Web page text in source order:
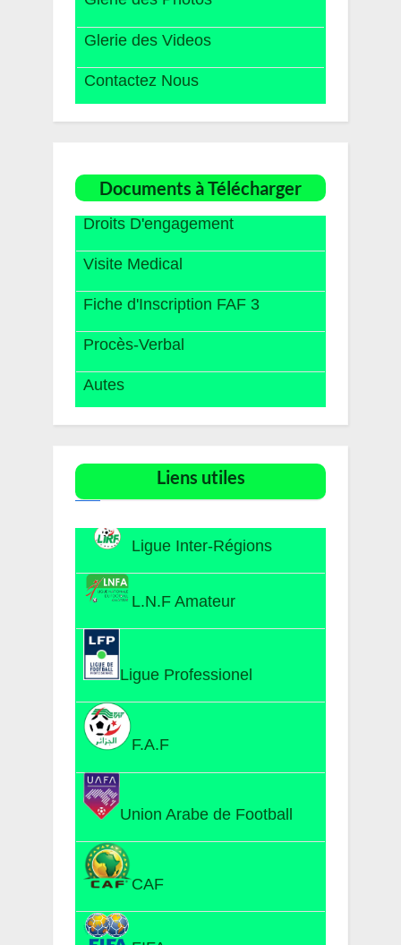
Glerie des Videos
Contactez Nous
Documents à Télécharger
Droits D'engagement
Visite Medical
Fiche d'Inscription FAF 3
Procès-Verbal
Autes
Liens utiles​
Ligue Inter-Régions
L.N.F Amateur
Ligue Professionel
F.A.F
Union Arabe de Football
CAF